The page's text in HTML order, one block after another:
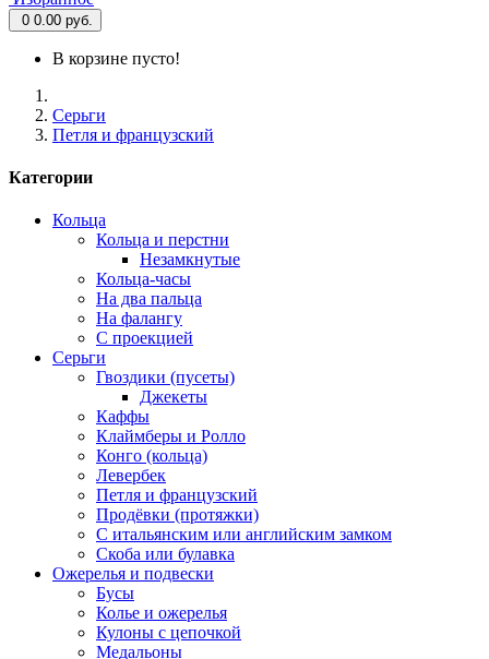
0 0.00 руб.
В корзине пусто!
Серьги
Петля и французский
Категории
Кольца
Кольца и перстни
Незамкнутые
Кольца-часы
На два пальца
На фалангу
С проекцией
Серьги
Гвоздики (пусеты)
Джекеты
Каффы
Клаймберы и Ролло
Конго (кольца)
Левербек
Петля и французский
Продёвки (протяжки)
С итальянским или английским замком
Скоба или булавка
Ожерелья и подвески
Бусы
Колье и ожерелья
Кулоны с цепочкой
Медальоны